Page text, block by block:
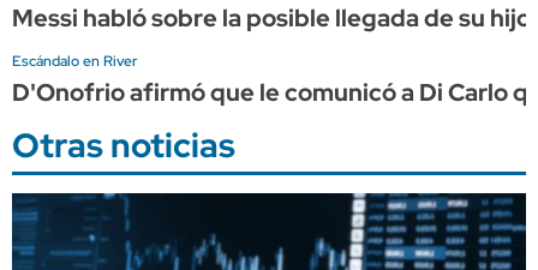
Messi habló sobre la posible llegada de su
Escándalo en River
D'Onofrio afirmó que le comunicó a Di Carlo
Otras noticias